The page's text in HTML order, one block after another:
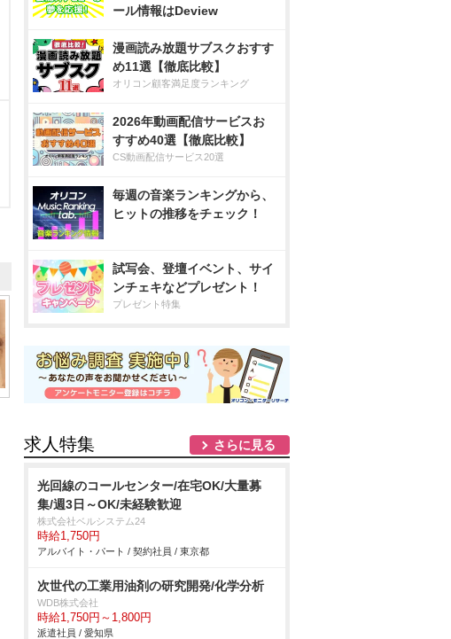
ール情報はDeview
漫画読み放題サブスクおすす
め11選【徹底比較】
オリコン顧客満足度ランキング
2026年動画配信サービスお
すすめ40選【徹底比較】
CS動画配信サービス20選
毎週の音楽ランキングから、
ヒットの推移をチェック！
試写会、登壇イベント、サイ
ンチェキなどプレゼント！
プレゼント特集
求人特集 さらに見る
光回線のコールセンター/在宅OK/大量募
集/週3日～OK/未経験歓迎
株式会社ベルシステム24
時給1,750円
アルバイト・パート / 契約社員 / 東京都
次世代の工業用油剤の研究開発/化学分析
WDB株式会社
時給1,750円～1,800円
派遣社員 / 愛知県